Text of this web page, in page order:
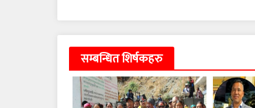
सम्बन्धित शिर्षकहरु